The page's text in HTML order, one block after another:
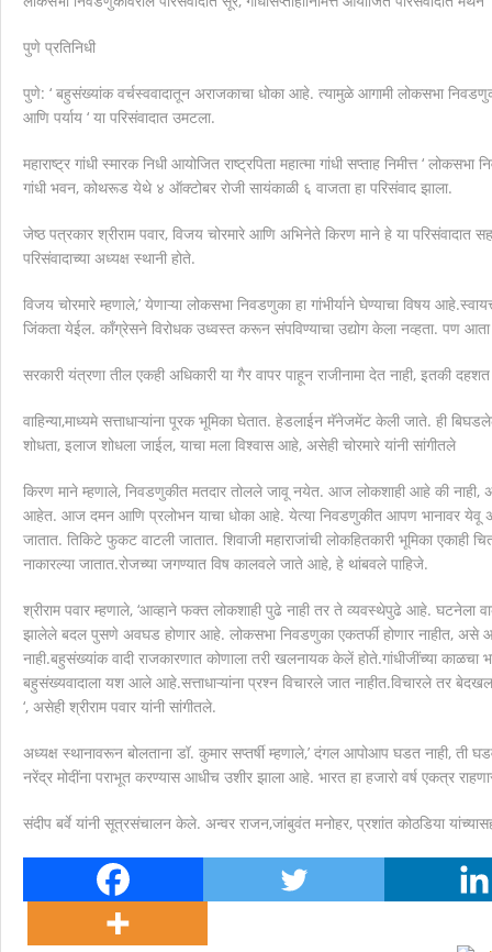
पुणे प्रतिनिधी
पुणे: ‘ बहुसंख्यांक वर्चस्ववादातून अराजकाचा धोका आहे. त्यामुळे आगामी लोकसभा
आणि पर्याय ‘ या परिसंवादात उमटला.
महाराष्ट्र गांधी स्मारक निधी आयोजित राष्ट्रपिता महात्मा गांधी सप्ताह निमीत्त ‘
गांधी भवन, कोथरूड येथे ४ ऑक्टोबर रोजी सायंकाळी ६ वाजता हा परिसंवाद झाला.
जेष्ठ पत्रकार श्रीराम पवार, विजय चोरमारे आणि अभिनेते किरण माने हे या परिसंवादात
परिसंवादाच्या अध्यक्ष स्थानी होते.
विजय चोरमारे म्हणाले,’ येणाऱ्या लोकसभा निवडणुका हा गांभीर्याने घेण्याचा विषय
जिंकता येईल. काँग्रेसने विरोधक उध्वस्त करून संपविण्याचा उद्योग केला नव्हता. पण
सरकारी यंत्रणा तील एकही अधिकारी या गैर वापर पाहून राजीनामा देत नाही, इतकी
वाहिन्या,माध्यमे सत्ताधाऱ्यांना पूरक भूमिका घेतात. हेडलाईन मॅनेजमेंट केली जाते. ही
शोधता, इलाज शोधला जाईल, याचा मला विश्वास आहे, असेही चोरमारे यांनी सांगीतले
किरण माने म्हणाले, निवडणुकीत मतदार तोलले जावू नयेत. आज लोकशाही आहे की नाही,
आहेत. आज दमन आणि प्रलोभन याचा धोका आहे. येत्या निवडणुकीत आपण भानावर येवू असे
जातात. तिकिटे फुकट वाटली जातात. शिवाजी महाराजांची लोकहितकारी भूमिका एकाही
नाकारल्या जातात.रोजच्या जगण्यात विष कालवले जाते आहे, हे थांबवले पाहिजे.
श्रीराम पवार म्हणाले, ‘आव्हाने फक्त लोकशाही पुढे नाही तर ते व्यवस्थेपुढे आहे. घटनेला
झालेले बदल पुसणे अवघड होणार आहे. लोकसभा निवडणुका एकतर्फी होणार नाहीत, असे
नाही.बहुसंख्यांक वादी राजकारणात कोणाला तरी खलनायक केलें होते.गांधीजींच्या काळचा
बहुसंख्यवादाला यश आले आहे.सत्ताधाऱ्यांना प्रश्न विचारले जात नाहीत.विचारले तर
‘, असेही श्रीराम पवार यांनी सांगीतले.
अध्यक्ष स्थानावरून बोलताना डॉ. कुमार सप्तर्षी म्हणाले,’ दंगल आपोआप घडत नाही,
नरेंद्र मोदींना पराभूत करण्यास आधीच उशीर झाला आहे. भारत हा हजारो वर्ष एकत्र
संदीप बर्वे यांनी सूत्रसंचालन केले. अन्वर राजन,जांबुवंत मनोहर, प्रशांत कोठडिया